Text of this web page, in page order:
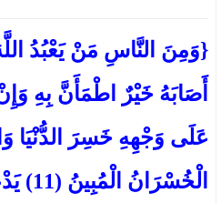
{وَمِنَ النَّاسِ مَنْ يَعْبُدُ
أَصَابَهُ خَيْرٌ اطْمَأَنَّ بِهِ
عَلَى وَجْهِهِ خَسِرَ الدُّنْيَا